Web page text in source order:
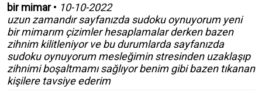
bir mimar• 10-10-2022
uzun zamandır sayfanızda sudoku oynuyorum yeni
bir mimarım çizimler hesaplamalar derken bazen
zihnim kilitleniyor ve bu durumlarda sayfanızda
sudoku oynuyorum mesleğimin stresinden uzaklaşıp
zihnimi boşaltmamı sağlıyor benim gibi bazen tıkanan
kişilere tavsiye ederim